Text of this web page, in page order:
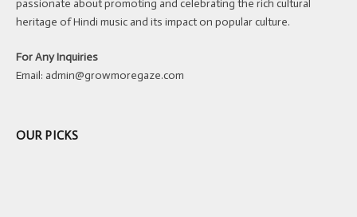
passionate about promoting and celebrating the rich cultural
heritage of Hindi music and its impact on popular culture.
For Any Inquiries
Email: admin@growmoregaze.com
OUR PICKS